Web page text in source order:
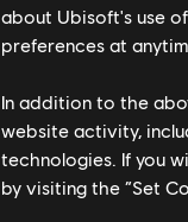
about Ubisoft's use
preferences at
In addition to the
website activity,
technologies. If you
by visiting the “Set